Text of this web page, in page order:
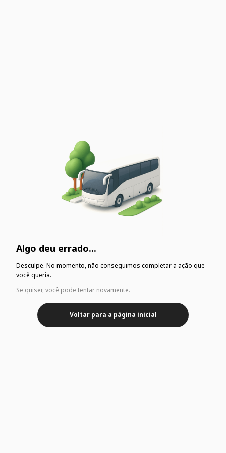
Algo deu errado...
Desculpe. No momento, não conseguimos completar a ação que
você queria.
Se quiser, você pode tentar novamente.
Voltar para a página inicial